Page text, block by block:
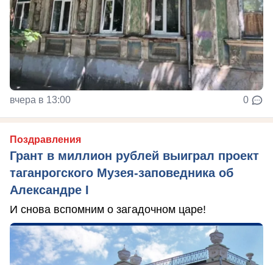
вчера в 13:00 0
Поздравления
Грант в миллион рублей выиграл проект
таганрогского Музея-заповедника об
Александре I
И снова вспомним о загадочном царе!